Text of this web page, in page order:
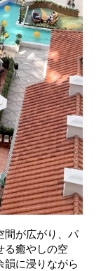
間が広がり、パ
る癒やしの空
韻に浸りながら